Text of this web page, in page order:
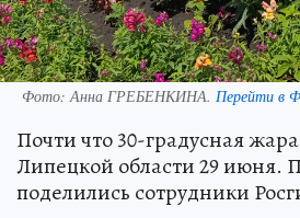
Фото:Анна ГРЕБЕНКИНА. Перейти в
Почти что 30-градусная
Липецкой области 29 июня.
поделились сотрудники